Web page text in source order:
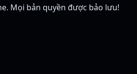
. Mọi bản quyền được bảo lưu!